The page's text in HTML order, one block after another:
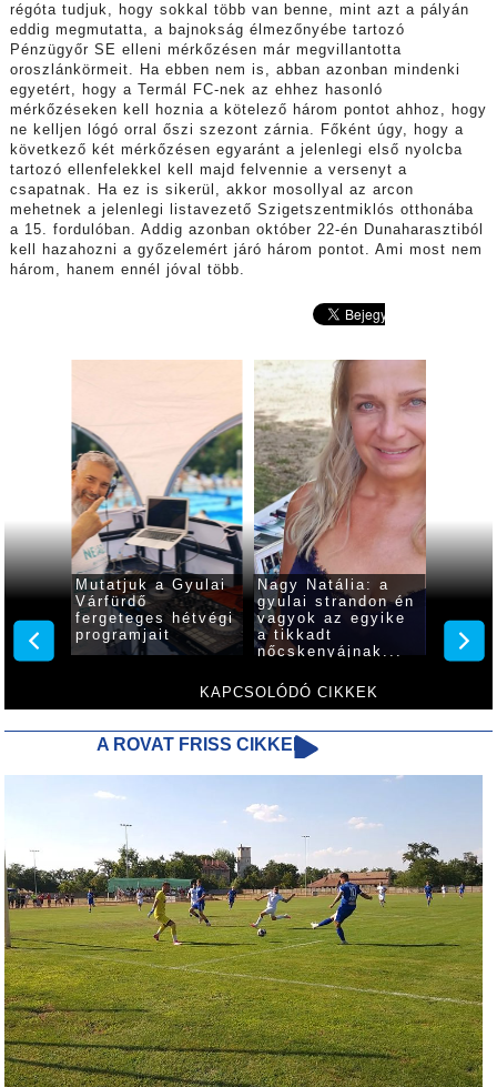
régóta tudjuk, hogy sokkal több van benne, mint azt a pályán
eddig megmutatta, a bajnokság élmezőnyébe tartozó
Pénzügyőr SE elleni mérkőzésen már megvillantotta
oroszlánkörmeit. Ha ebben nem is, abban azonban mindenki
egyetért, hogy a Termál FC-nek az ehhez hasonló
mérkőzéseken kell hoznia a kötelező három pontot ahhoz, hogy
ne kelljen lógó orral őszi szezont zárnia. Főként úgy, hogy a
következő két mérkőzésen egyaránt a jelenlegi első nyolcba
tartozó ellenfelekkel kell majd felvennie a versenyt a
csapatnak. Ha ez is sikerül, akkor mosollyal az arcon
mehetnek a jelenlegi listavezető Szigetszentmiklós otthonába
a 15. fordulóban. Addig azonban október 22-én Dunaharasztiból
kell hazahozni a győzelemért járó három pontot. Ami most nem
három, hanem ennél jóval több.
KAPCSOLÓDÓ CIKKEK
a
Mutatjuk a Gyulai
Várfürdő
fergeteges hétvégi
programjait
Nagy Natália: a
gyulai strandon én
vagyok az egyike
a tikkadt
nőcskenyájnak...
Idén
várják
A ROVAT FRISS CIKKEI